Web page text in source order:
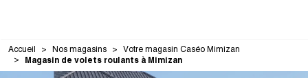
Accueil Nos magasins Votre magasin Caséo Mimizan
Magasin de volets roulants à Mimizan